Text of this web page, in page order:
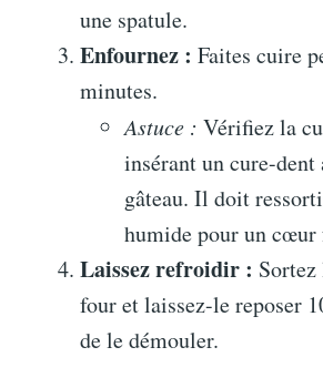
une spatule.
Enfournez : Faites cuire
minutes.
Astuce : Vérifiez la
insérant un cure-dent
gâteau. Il doit
humide pour un cœur
Laissez refroidir :
four et laissez-le reposer
de le démouler.